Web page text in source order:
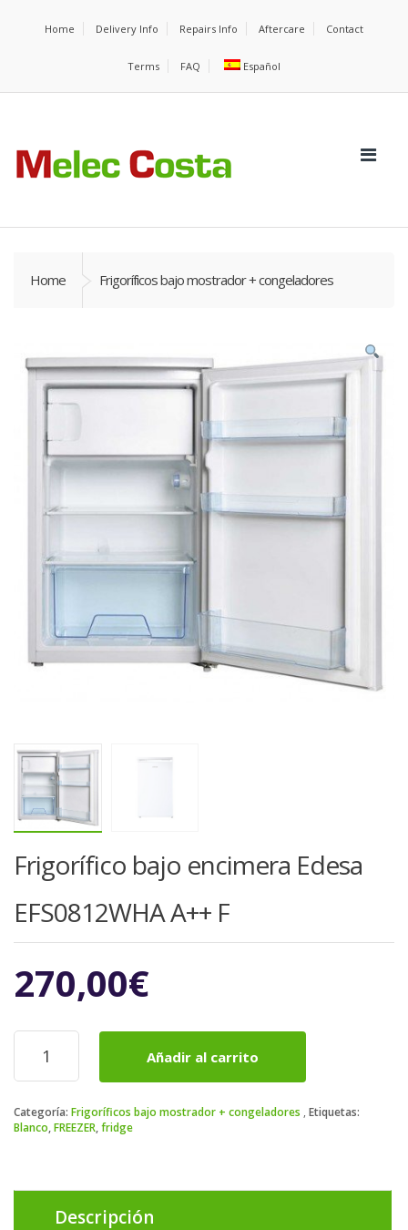
Home Delivery Info Repairs Info Aftercare Contact
Terms FAQ Español
Home Frigoríficos bajo mostrador + congeladores
Frigorífico bajo encimera Edesa
EFS0812WHA A++ F
270,00€
Frigorífico
encimera
EFS0812WHA
A++
Añadir al carrito
Categoría: Frigoríficos bajo mostrador + congeladores Etiquetas:
Blanco,FREEZER,fridge
Descripción